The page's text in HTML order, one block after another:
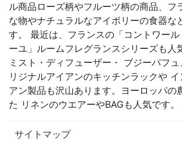
ル商品ローズ柄やフルーツ柄の商品、フ
な物やナチュラルなアイボリーの食器な
す。 最近は、フランスの「コントワール
ーユ」ルームフレグランスシリーズも人
ミスト・ディフューザー・ ブジーパフ
リジナルアイアンのキッチンラックや
アン製品も沢山あります。ヨーロッパの
た リネンのウエアーやBAGも人気です。
サイトマップ